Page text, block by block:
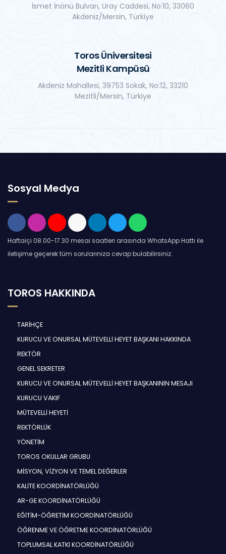
İsmet İnönü Bulvarı, Uray Caddesi, No:10, 33060
Akdeniz/Mersin, Türkiye
Toros Üniversitesi
Mezitli Kampüsü
Akdeniz Mahallesi, 39753 Sokak, No:12, 33210
Mezitli/Mersin, Türkiye
Sosyal Medya
Haftaiçi 08.00-17.30 mesai saatleri arasında WhatsApp Hattı ile
iletişime geçerek tüm sorularınıza cevap bulabilirsiniz.
TOROS HAKKINDA
TARİHÇE
KURUCU VE ONURSAL MÜTEVELLİ HEYET BAŞKANI HAKKINDA
REKTÖR
GENEL SEKRETER
KURUCU VE ONURSAL MÜTEVELLİ HEYET BAŞKANININ MESAJI
KURUCU VAKIF
MÜTEVELLİ HEYETİ
REKTÖRLÜK
YÖNETİM
TOROS OKULLAR GRUBU
MİSYON, VİZYON VE TEMEL DEĞERLER
KALİTE KOORDİNATÖRLÜĞÜ
AR-GE KOORDİNATÖRLÜĞÜ
EĞİTİM-ÖĞRETİM KOORDİNATÖRLÜĞÜ
ÖĞRENME VE ÖĞRETME KOORDİNATÖRLÜĞÜ
TOPLUMSAL KATKI KOORDİNATÖRLÜĞÜ